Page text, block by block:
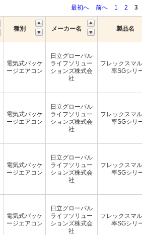
最初へ
前へ 1 2 3
種別 メーカー名 製品名
電気式パッケ
ージエアコン
日立グローバル
ライフソリュー
ションズ株式会
社
フレックスマ
率SGシリ
電気式パッケ
ージエアコン
日立グローバル
ライフソリュー
ションズ株式会
社
フレックスマ
率SGシリ
電気式パッケ
ージエアコン
日立グローバル
ライフソリュー
ションズ株式会
社
フレックスマ
率SGシリ
電気式パッケ
ージエアコン
日立グローバル
ライフソリュー
ションズ株式会
社
フレックスマ
率SGシリ